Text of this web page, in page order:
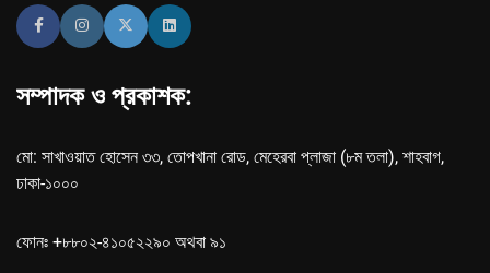
সম্পাদক ও প্রকাশক:
মো: সাখাওয়াত হোসেন ৩৩, তোপখানা রোড, মেহেরবা প্লাজা (৮ম তলা), শাহবাগ,
ঢাকা-১০০০
ফোনঃ +৮৮০২-৪১০৫২২৯০ অথবা ৯১